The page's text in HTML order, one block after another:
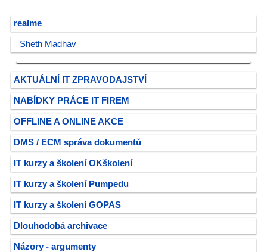
realme
Sheth Madhav
AKTUÁLNÍ IT ZPRAVODAJSTVÍ
NABÍDKY PRÁCE IT FIREM
OFFLINE A ONLINE AKCE
DMS / ECM správa dokumentů
IT kurzy a školení OKškolení
IT kurzy a školení Pumpedu
IT kurzy a školení GOPAS
Dlouhodobá archivace
Názory - argumenty